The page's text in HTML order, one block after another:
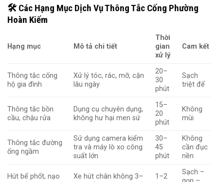
🛠 ️ Các Hạng Mục Dịch Vụ Thông Tắc Cống Phường
Hoàn Kiếm
Hạng mục Mô tả chi tiết
Thời
gian
xử lý
Cam kết
Thông tắc cống
hộ gia đình
Xử lý tóc, rác, mỡ, cặn
lâu ngày
20–
30
phút
Sạch
triệt để
Thông tắc bồn
cầu, chậu rửa
Dụng cụ chuyên dụng,
không hư hại men sứ
15–
20
phút
Không
mùi
Thông tắc đường
ống ngầm
Sử dụng camera kiểm
tra và máy lò xo công
suất lớn
30–
45
phút
Không
cần đục
nền
Hút bể phốt, nạo
Xe hút chân không 3–
1–2
Sạch –